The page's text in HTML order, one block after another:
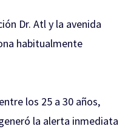
Dr. Atl y la avenida
habitualmente
los 25 a 30 años,
la alerta inmediata